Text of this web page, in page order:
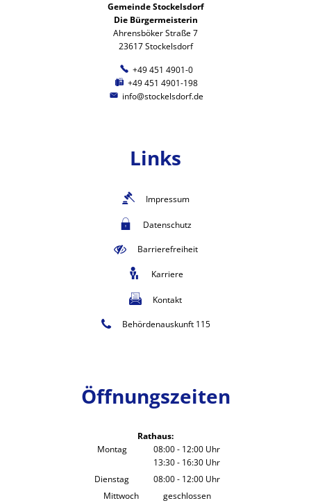
Gemeinde Stockelsdorf
Die Bürgermeisterin
Ahrensböker Straße 7
23617 Stockelsdorf
+49 451 4901-0
+49 451 4901-198
info@stockelsdorf.de
Links
Impressum
Datenschutz
Barrierefreiheit
Karriere
Kontakt
Behördenauskunft 115
Öffnungszeiten
Rathaus:
Montag
08:00- 12:00 Uhr
Von 08:00 bis 12:00 Uhr
13:30- 16:30 Uhr
Von 13:30 bis 16:30 Uhr
Dienstag 08:00- 12:00 Uhr
Von 08:00 bis 12:00 Uhr
Mittwoch geschlossen